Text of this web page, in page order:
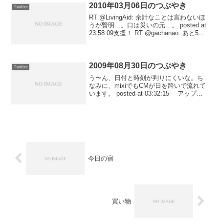
Twitter 2010年03月06日のつぶやき
RT @LivingAid: 余計なことは言わないほ
うが賢明…。口は災いの元…。 posted at
23:58:09支援！ RT @gachanao: あと53
Twitter 2009年08月30日のつぶやき
う〜ん、日付と時刻が判りにくいな。ち
なみに、mixiでもCMが日を跨いで流れて
います。 posted at 03:32:15 アップし
今日の宿
買い物